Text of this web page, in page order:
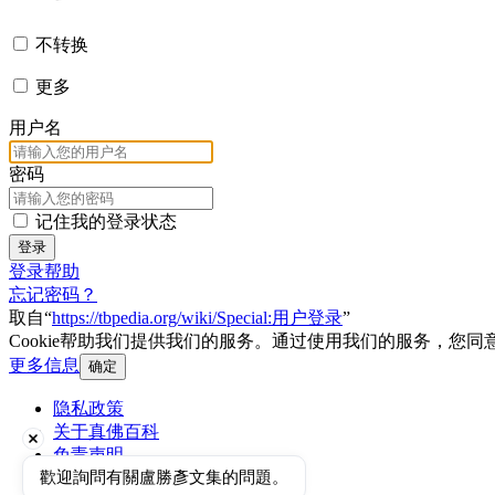
不转换
更多
用户名
密码
记住我的登录状态
登录
登录帮助
忘记密码？
取自“https://tbpedia.org/wiki/Special:用户登录”
Cookie帮助我们提供我们的服务。通过使用我们的服务，您同
更多信息
确定
隐私政策
关于真佛百科
免责声明
手机版视图
歡迎詢問有關盧勝彥文集的問題。